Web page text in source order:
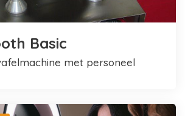
Basic
met personeel